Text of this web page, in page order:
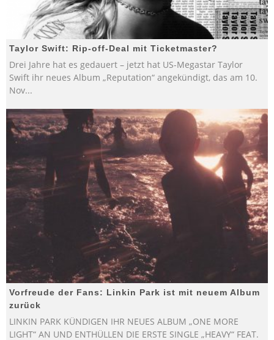
Taylor Swift: Rip-off-Deal mit Ticketmaster?
Drei Jahre hat es gedauert – jetzt hat US-Megastar Taylor
Swift ihr neues Album „Reputation“ angekündigt, das am 10.
Nov...
Vorfreude der Fans: Linkin Park ist mit neuem Album
zurück
LINKIN PARK KÜNDIGEN IHR NEUES ALBUM „ONE MORE
LIGHT“ AN UND ENTHÜLLEN DIE ERSTE SINGLE „HEAVY“ FEAT.